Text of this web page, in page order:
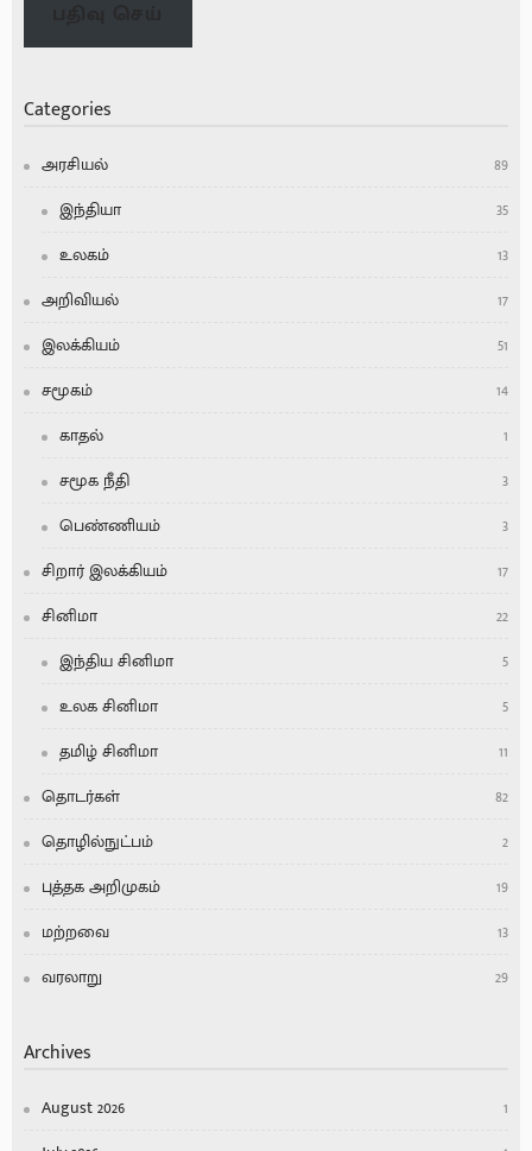
Categories
அரசியல்
89
இந்தியா
35
உலகம்
13
அறிவியல்
17
இலக்கியம்
51
சமூகம்
14
காதல்
1
சமூக நீதி
3
பெண்ணியம்
3
சிறார் இலக்கியம்
17
சினிமா
22
இந்திய சினிமா
5
உலக சினிமா
5
தமிழ் சினிமா
11
தொடர்கள்
82
தொழில்நுட்பம்
2
புத்தக அறிமுகம்
19
மற்றவை
13
வரலாறு
29
Archives
August 2026
1